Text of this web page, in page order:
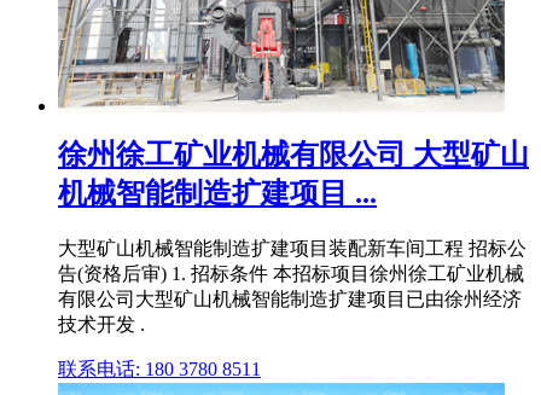
徐州徐工矿业机械有限公司 大型矿山
机械智能制造扩建项目 ...
大型矿山机械智能制造扩建项目装配新车间工程 招标公
告(资格后审) 1. 招标条件 本招标项目徐州徐工矿业机械
有限公司大型矿山机械智能制造扩建项目已由徐州经济
技术开发 .
联系电话: 180 3780 8511